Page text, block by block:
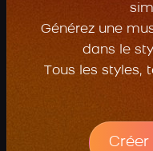
Générez une
dans le
Tous les styles,